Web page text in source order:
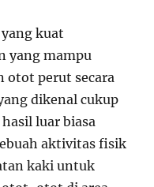
kuat
yang mampu
otot perut secara
dikenal cukup
luar biasa
aktivitas fisik
kaki untuk